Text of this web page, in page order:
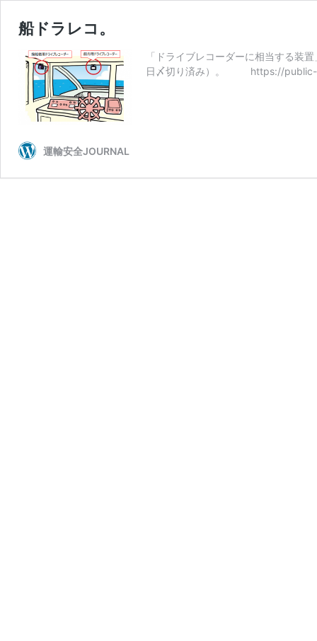
船ドラレコ。
「ドライブレコーダーに相当する装
日〆切り済み）。 https://
運輸安全JOURNAL